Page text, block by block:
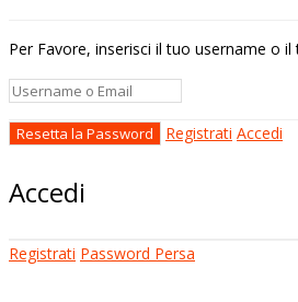
Per Favore, inserisci il tuo username o
Registrati Accedi
Accedi
Registrati Password Persa